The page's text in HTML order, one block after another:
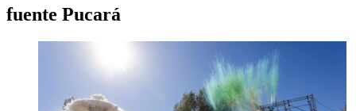
fuente Pucará